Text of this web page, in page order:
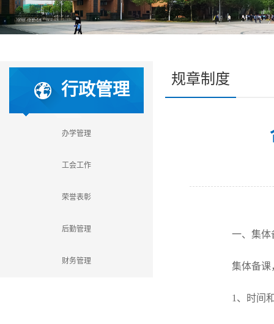
行政管理
办学管理
工会工作
荣誉表彰
后勤管理
财务管理
规章制度
一、集体
集体备课
1、时间